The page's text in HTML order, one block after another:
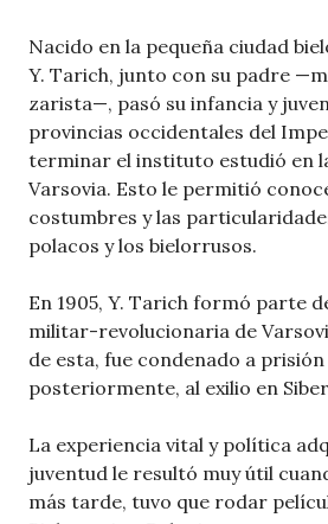
Nacido en la pequeña ciudad
Y. Tarich, junto con su padre
zarista—, pasó su infancia y
provincias occidentales del
terminar el instituto estudió en
Varsovia. Esto le permitió
costumbres y las
polacos y los bielorrusos.
En 1905, Y. Tarich formó parte
militar-revolucionaria de
de esta, fue condenado a
posteriormente, al exilio en
La experiencia vital y política
juventud le resultó muy útil
más tarde, tuvo que rodar